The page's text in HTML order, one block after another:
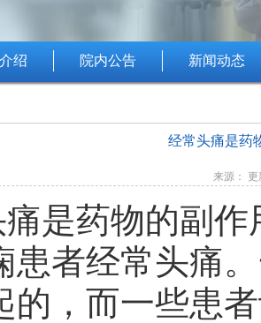
绍 院内公告 新闻动态
经常头痛是药
来源：
是药物的副
患者经常头痛
的，而一些患